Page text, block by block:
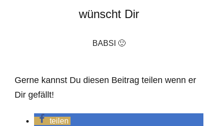
wünscht Dir
BABSI 🙂
Gerne kannst Du diesen Beitrag teilen wenn er
Dir gefällt!
teilen